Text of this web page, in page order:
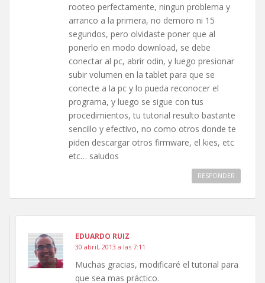
rooteo perfectamente, ningun problema y
arranco a la primera, no demoro ni 15
segundos, pero olvidaste poner que al
ponerlo en modo download, se debe
conectar al pc, abrir odin, y luego presionar
subir volumen en la tablet para que se
conecte a la pc y lo pueda reconocer el
programa, y luego se sigue con tus
procedimientos, tu tutorial resulto bastante
sencillo y efectivo, no como otros donde te
piden descargar otros firmware, el kies, etc
etc… saludos
RESPONDER
EDUARDO RUIZ
30 abril, 2013 a las 7:11
Muchas gracias, modificaré el tutorial para
que sea mas práctico.